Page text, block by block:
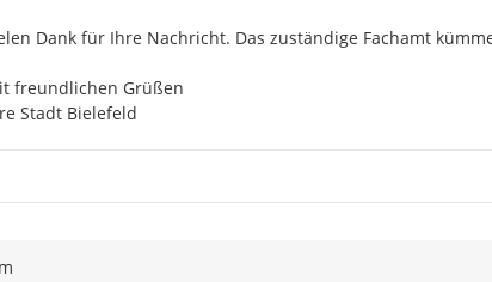
Dank für Ihre Nachricht. Das zuständige Fachamt
freundlichen Grüßen
Stadt Bielefeld